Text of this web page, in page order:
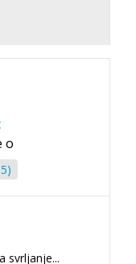
o
svrljanje...